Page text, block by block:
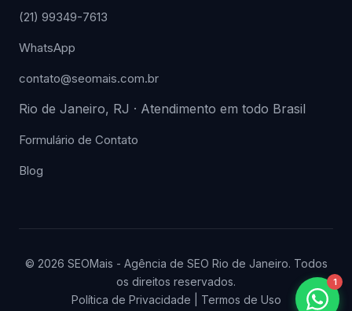
(21) 99349-7613
WhatsApp
contato@seomais.com.br
Rio de Janeiro, RJ · Atendimento em todo Brasil
Formulário de Contato
Blog
© 2026 SEOMais - Agência de SEO Rio de Janeiro. Todos
os direitos reservados.
Política de Privacidade
Termos de Uso
1